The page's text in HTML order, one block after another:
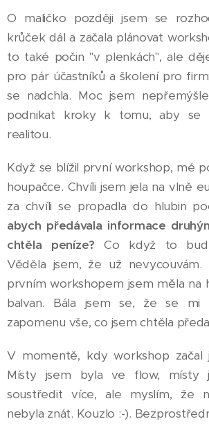
O maličko později jsem se
krůček dál a začala plánovat
to také počin "v plenkách", ale
pro pár účastníků a školení pro
se nadchla. Moc jsem
podnikat kroky k tomu, aby se
realitou.
Když se blížil první workshop, mé
houpačce. Chvíli jsem jela na vlně
za chvíli se propadla do hlubin
abych předávala informace
chtěla peníze? Co když to
Věděla jsem, že už nevycouvám.
prvním workshopem jsem měla na
balvan. Bála jsem se, že se mi
zapomenu vše, co jsem chtěla
V momentě, kdy workshop začal
Místy jsem byla ve flow, místy
soustředit více, ale myslím, že
nebyla znát. Kouzlo :-).